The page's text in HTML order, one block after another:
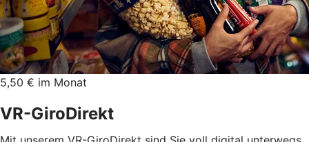
5,50 € im Monat
VR-GiroDirekt